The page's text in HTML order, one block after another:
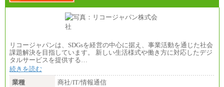
リコージャパンは、SDGsを経営の中心に据え、事業活動を通じた社会
課題解決を目指しています。 新しい生活様式や働き方に対応したデジ
タルサービスを提供する…
続きを読む
業種
商社/IT/情報通信